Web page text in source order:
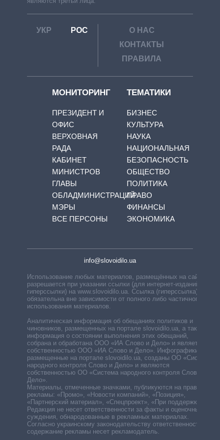
УКР РОС
О НАС
КОНТАКТЫ
ПРАВИЛА
МОНИТОРИНГ
ПРЕЗИДЕНТ И
ОФИС
ВЕРХОВНАЯ
РАДА
КАБИНЕТ
МИНИСТРОВ
ГЛАВЫ
ОБЛАДМИНИСТРАЦИЙ
МЭРЫ
ВСЕ ПЕРСОНЫ
ТЕМАТИКИ
БИЗНЕС
КУЛЬТУРА
НАУКА
НАЦИОНАЛЬНАЯ
БЕЗОПАСНОСТЬ
ОБЩЕСТВО
ПОЛИТИКА
ПРАВО
ФИНАНСЫ
ЭКОНОМИКА
info@slovoidilo.ua
Использование любых материалов, размещённых на сайте,
разрешается при указании ссылки (для интернет-изданий —
гиперссылки) на www.slovoidilo.ua. Ссылка (гиперссылка)
обязательна вне зависимости от полного либо частичного
использования материалов.
Аналитическая информация об обещаниях политиков и
чиновников, размещенных на портале slovoidilo.ua, а также
информация о состоянии выполнения этих обещаний,
собрана и обработана ООО «ИА Слово и Дело» и является
собственностью ООО «ИА Слово и Дело». Инфографики,
размещенные на портале slovoidilo.ua, созданы ОО «Система
народного контроля Слово и Дело» и являются
собственностью ОО «Система народного контроля Слово и
Дело».
Материалы, отмеченные значками, публикуются на правах
рекламы: «Промо», «Новости компаний», «Позиция»,
«Партнерский материал», «Спецпроект», «При поддержке».
Редакция не несет ответственности за факты и оценочные
суждения, обнародованные в рекламных материалах.
Согласно украинскому законодательству ответственность за
содержание рекламы несет рекламодатель.